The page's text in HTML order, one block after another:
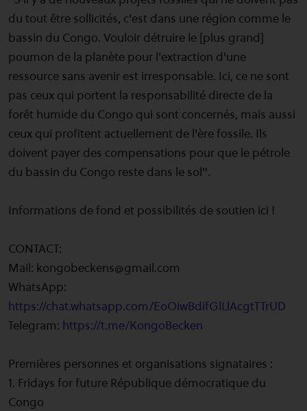
du tout être sollicités, c'est dans une région comme le
bassin du Congo. Vouloir détruire le [plus grand]
poumon de la planète pour l'extraction d'une
ressource sans avenir est irresponsable. Ici, ce ne sont
pas ceux qui portent la responsabilité directe de la
forêt humide du Congo qui sont concernés, mais aussi
ceux qui profitent actuellement de l'ère fossile. Ils
doivent payer des compensations pour que le pétrole
du bassin du Congo reste dans le sol".
Informations de fond et possibilités de soutien ici !
CONTACT:
Mail: kongobeckens@gmail.com
WhatsApp:
https://chat.whatsapp.com/EoOiwBdifGlLlAcgtTTrUD
Telegram: https://t.me/KongoBecken
Premières personnes et organisations signataires :
1. Fridays for future République démocratique du
Congo